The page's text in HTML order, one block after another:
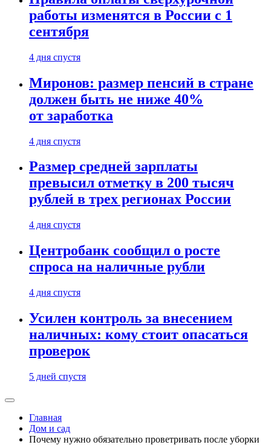
работы изменятся в России с 1
сентября
4 дня спустя
Миронов: размер пенсий в стране
должен быть не ниже 40%
от заработка
4 дня спустя
Размер средней зарплаты
превысил отметку в 200 тысяч
рублей в трех регионах России
4 дня спустя
Центробанк сообщил о росте
спроса на наличные рубли
4 дня спустя
Усилен контроль за внесением
наличных: кому стоит опасаться
проверок
5 дней спустя
Главная
Дом и сад
Почему нужно обязательно проветривать после уборки